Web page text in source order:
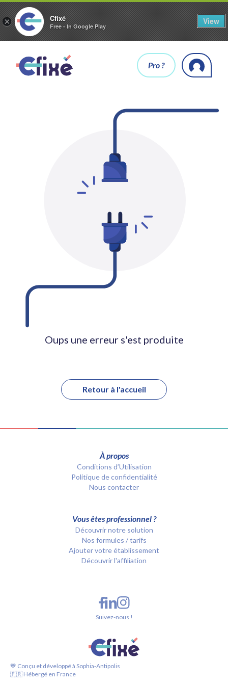
× Cfixé
Free - In Google Play
View
Pro ?
Oups une erreur s'est produite
Retour à l'accueil
À propos
Conditions d’Utilisation
Politique de confidentialité
Nous contacter
Vous êtes professionnel ?
Découvrir notre solution
Nos formules / tarifs
Ajouter votre établissement
Découvrir l'affiliation
💙 Conçu et développé à Sophia-Antipolis
🇫🇷 Hébergé en France
Suivez-nous !